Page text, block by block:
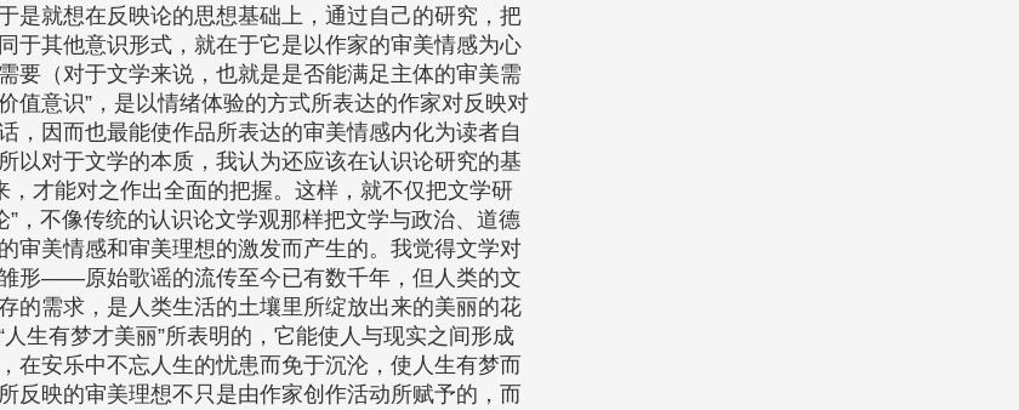
是就想在反映论的思想基础上，通过自己的研究，把
于其他意识形式，就在于它是以作家的审美情感为心
要（对于文学来说，也就是是否能满足主体的审美需
值意识”，是以情绪体验的方式所表达的作家对反映对
，因而也最能使作品所表达的审美情感内化为读者自
以对于文学的本质，我认为还应该在认识论研究的基
，才能对之作出全面的把握。这样，就不仅把文学研
”，不像传统的认识论文学观那样把文学与政治、道德
审美情感和审美理想的激发而产生的。我觉得文学对
形——原始歌谣的流传至今已有数千年，但人类的文
的需求，是人类生活的土壤里所绽放出来的美丽的花
生有梦才美丽”所表明的，它能使人与现实之间形成
在安乐中不忘人生的忧患而免于沉沦，使人生有梦而
反映的审美理想不只是由作家创作活动所赋予的，而